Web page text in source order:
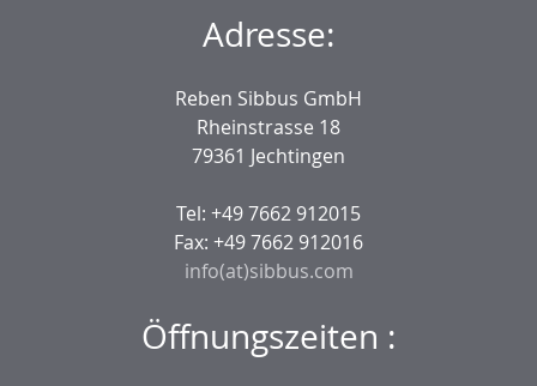
Adresse:
Reben Sibbus GmbH
Rheinstrasse 18
79361 Jechtingen
Tel: +49 7662 912015
Fax: +49 7662 912016
info(at)sibbus.com
Öffnungszeiten :